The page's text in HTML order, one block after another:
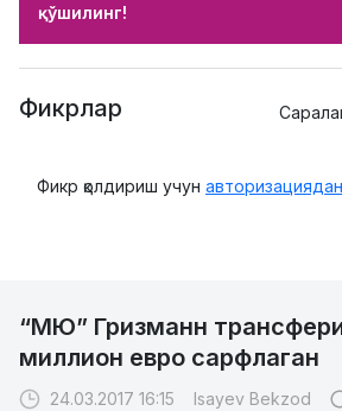
қўшилинг!
Фикрлар
Фикр қолдириш учун
“МЮ” Гризманн
миллион евро сарфлаган
24.03.2017 16:15 Isayev Bekzod